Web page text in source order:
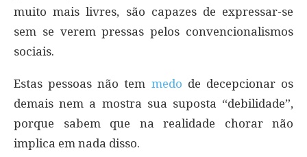
muito mais livres, são capazes de expressar-se
sem se verem pressas pelos convencionalismos
sociais.
Estas pessoas não tem medo de decepcionar os
demais nem a mostra sua suposta “debilidade”,
porque sabem que na realidade chorar não
implica em nada disso.